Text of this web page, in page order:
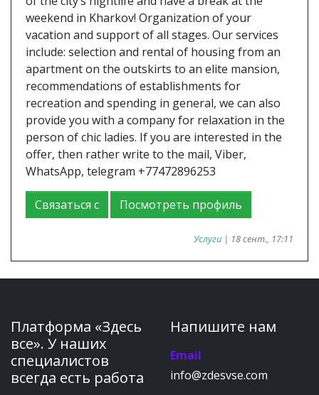
weekend in Kharkov! Organization of your
vacation and support of all stages. Our services
include: selection and rental of housing from an
apartment on the outskirts to an elite mansion,
recommendations of establishments for
recreation and spending in general, we can also
provide you with a company for relaxation in the
person of chic ladies. If you are interested in the
offer, then rather write to the mail, Viber,
WhatsApp, telegram +77472896253
Связаться с Посмотреть профиль
Услуги | 18 сент., 17:11
Платформа «Здесь
все». У наших
специалистов
всегда есть работа
Напишите нам
Email
info@zdesvse.com